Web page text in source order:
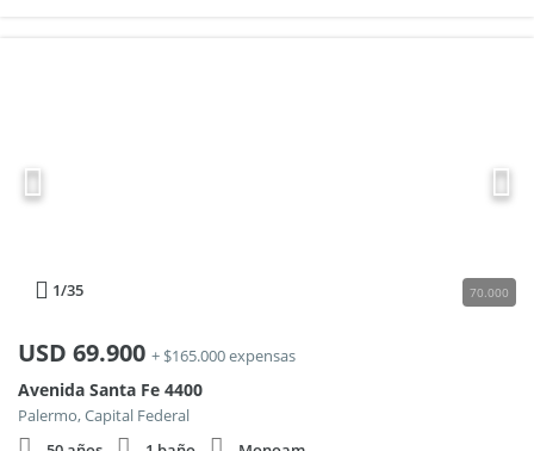
1/35 70.000
USD 69.900 + $165.000 expensas
Avenida Santa Fe 4400
Palermo, Capital Federal